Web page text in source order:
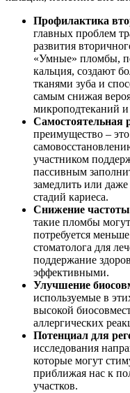
Профилактика
главных проблем
развития
«Умные» пломбы,
кальция, создают
тканями зуба и
самым снижая
микроподтеканий
Самостоятельная
преимущество –
участником
пассивным
замедлить или
стадий кариеса.
Снижение частоты
такие пломбы
потребуется
стоматолога для
поддержание
эффективными.
Улучшение
используемые в
высокой
аллергических
Потенциал для
исследования
которые могут
приближая нас к
участков.